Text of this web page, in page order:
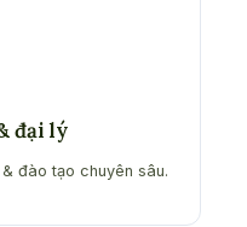
đại lý
đào tạo chuyên sâu.